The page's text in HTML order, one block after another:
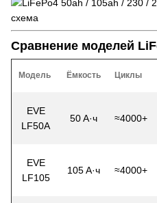
Сравнение моделей
Модель Ёмкость Циклы
EVE
LF50A
50 А·ч ≈4000+
EVE
LF105
105 А·ч ≈4000+